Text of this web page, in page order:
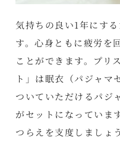
気持ちの良い1年にす
す。心身ともに疲労を
ことができます。プリ
ト」は眠衣（パジャマ
ついていただけるパジ
がセットになっていま
つらえを支度しましょう